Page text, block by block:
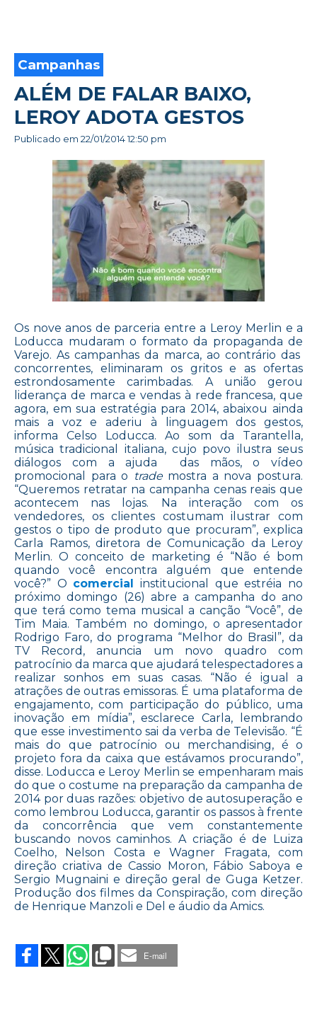
Campanhas
ALÉM DE FALAR BAIXO,
LEROY ADOTA GESTOS
Publicado em 22/01/2014 12:50 pm
Os nove anos de parceria entre a Leroy Merlin e a
Loducca mudaram o formato da propaganda de
Varejo. As campanhas da marca, ao contrário das
concorrentes, eliminaram os gritos e as ofertas
estrondosamente carimbadas. A união gerou
liderança de marca e vendas à rede francesa, que
agora, em sua estratégia para 2014, abaixou ainda
mais a voz e aderiu à linguagem dos gestos,
informa Celso Loducca. Ao som da Tarantella,
música tradicional italiana, cujo povo ilustra seus
diálogos com a ajuda das mãos, o vídeo
promocional para o trade mostra a nova postura.
“Queremos retratar na campanha cenas reais que
acontecem nas lojas. Na interação com os
vendedores, os clientes costumam ilustrar com
gestos o tipo de produto que procuram”, explica
Carla Ramos, diretora de Comunicação da Leroy
Merlin. O conceito de marketing é “Não é bom
quando você encontra alguém que entende
você?” O comercial
institucional que estréia no
próximo domingo (26) abre a campanha do ano
que terá como tema musical a canção “Você”, de
Tim Maia. Também no domingo, o apresentador
Rodrigo Faro, do programa “Melhor do Brasil”, da
TV Record, anuncia um novo quadro com
patrocínio da marca que ajudará telespectadores a
realizar sonhos em suas casas. “Não é igual a
atrações de outras emissoras. É uma plataforma de
engajamento, com participação do público, uma
inovação em mídia”, esclarece Carla, lembrando
que esse investimento sai da verba de Televisão. “É
mais do que patrocínio ou merchandising, é o
projeto fora da caixa que estávamos procurando”,
disse. Loducca e Leroy Merlin se empenharam mais
do que o costume na preparação da campanha de
2014 por duas razões: objetivo de autosuperação e
como lembrou Loducca, garantir os passos à frente
da concorrência que vem constantemente
buscando novos caminhos. A criação é de Luiza
Coelho, Nelson Costa e Wagner Fragata, com
direção criativa de Cassio Moron, Fábio Saboya e
Sergio Mugnaini e direção geral de Guga Ketzer.
Produção dos filmes da Conspiração, com direção
de Henrique Manzoli e Del e áudio da Amics.
DE
FALAR
E-mail